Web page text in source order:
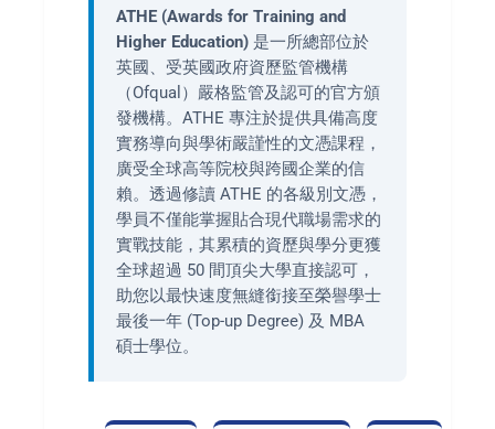
ATHE (Awards for Training and
Higher Education) 是一所總部位於
英國、受英國政府資歷監管機構
（Ofqual）嚴格監管及認可的官方頒
發機構。ATHE 專注於提供具備高度
實務導向與學術嚴謹性的文憑課程，
廣受全球高等院校與跨國企業的信
賴。透過修讀 ATHE 的各級別文憑，
學員不僅能掌握貼合現代職場需求的
實戰技能，其累積的資歷與學分更獲
全球超過 50 間頂尖大學直接認可，
助您以最快速度無縫銜接至榮譽學士
最後一年 (Top-up Degree) 及 MBA
碩士學位。